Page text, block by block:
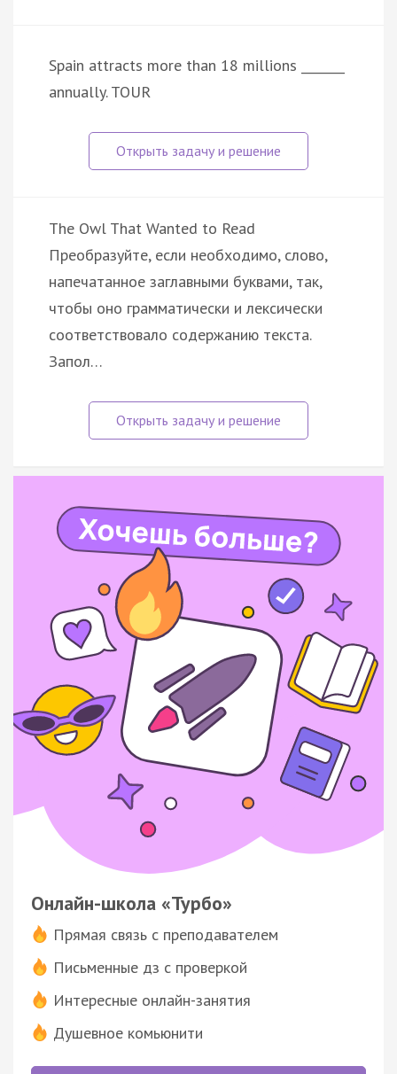
Spain attracts more than 18 millions _______
annually. TOUR
The Owl That Wanted to Read
Преобразуйте, если необходимо, слово,
напечатанное заглавными буквами, так,
чтобы оно грамматически и лексически
соответствовало содержанию текста.
Запол…
Онлайн-школа «Турбо»
Прямая связь с преподавателем
Письменные дз с проверкой
Интересные онлайн-занятия
Душевное комьюнити